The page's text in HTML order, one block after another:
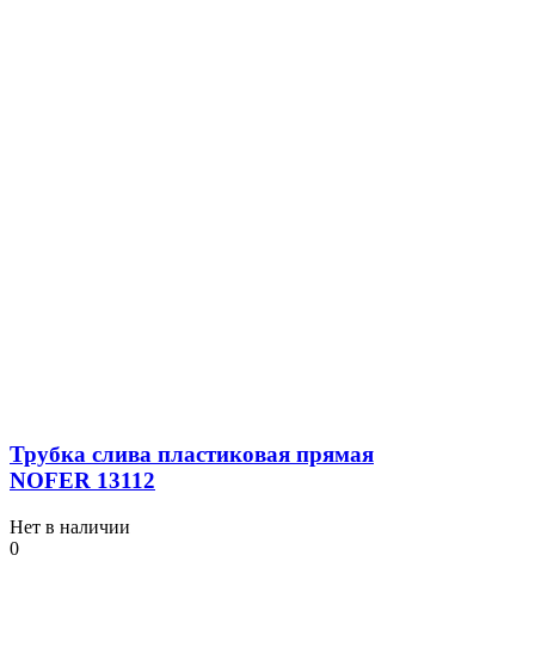
Трубка слива пластиковая прямая
NOFER 13112
Нет в наличии
0